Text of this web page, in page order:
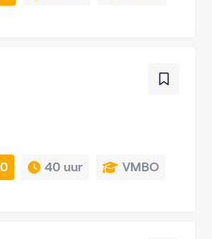
40 uur VMBO